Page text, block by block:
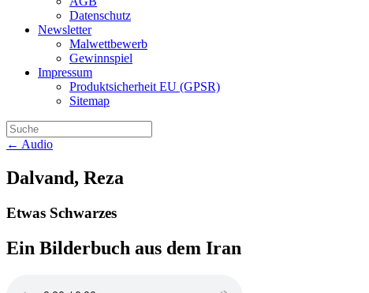
Datenschutz
Newsletter
Malwettbewerb
Gewinnspiel
Impressum
Produktsicherheit EU (GPSR)
Sitemap
← Audio
Dalvand, Reza
Etwas Schwarzes
Ein Bilderbuch aus dem Iran